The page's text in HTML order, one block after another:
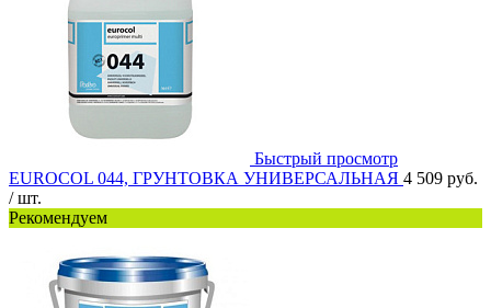
Быстрый просмотр
EUROCOL 044, ГРУНТОВКА УНИВЕРСАЛЬНАЯ 4 509 руб.
/ шт.
Рекомендуем